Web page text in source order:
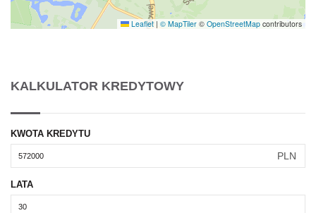
Leaflet | © MapTiler © OpenStreetMap contributors
KALKULATOR KREDYTOWY
KWOTA KREDYTU
PLN
LATA